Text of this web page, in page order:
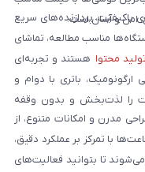
امن و آسان است.پردازنده‌های سریع
مناسب مطالعه، تماشای
تولید محتوا هستند و تجربه‌ای
ارگونومیک، باتری با دوام و
را لذت‌بخش و بدون وقفه
مدرن و امکانات متنوع، از
با تمرکز بر عملکرد دقیق،
تا بتوانید فعالیت‌های